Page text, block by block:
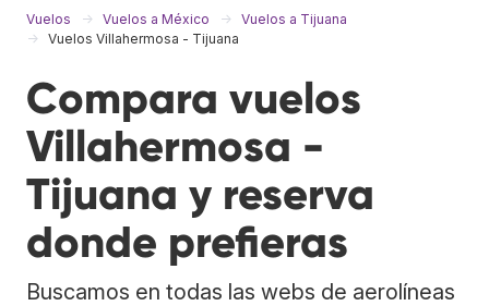
Vuelos Vuelos a México
Vuelos a Tijuana
Vuelos Villahermosa - Tijuana
Compara vuelos
Villahermosa -
Tijuana y reserva
donde prefieras
Buscamos en todas las webs de aerolíneas